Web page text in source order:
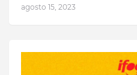
agosto 15, 2023